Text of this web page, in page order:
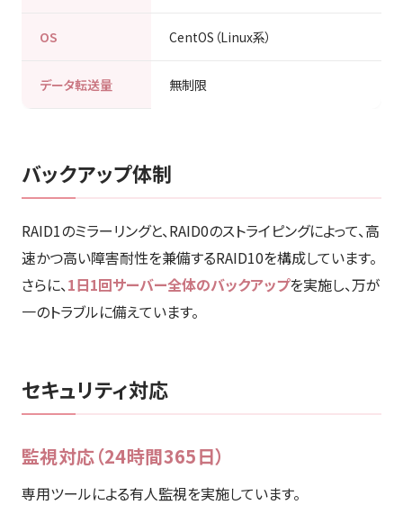
OS CentOS（Linux系）
データ転送量 無制限
バックアップ体制
RAID1のミラーリングと、RAID0のストライピングによって、高
速かつ高い障害耐性を兼備するRAID10を構成しています。
さらに、1日1回サーバー全体のバックアップを実施し、万が
一のトラブルに備えています。
セキュリティ対応
監視対応（24時間365日）
専用ツールによる有人監視を実施しています。